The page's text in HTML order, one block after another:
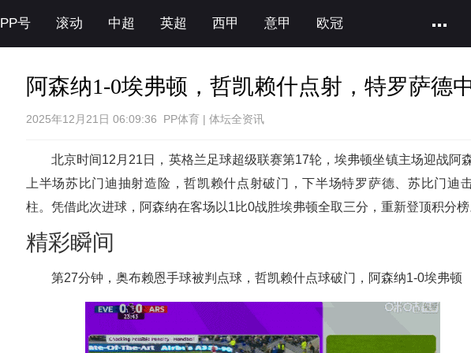
PP号 滚动 中超 英超 西甲 意甲 欧冠
阿森纳1-0埃弗顿，哲凯赖什点射，特罗萨德
2025年12月21日 06:09:36 PP体育 | 体坛全资讯
北京时间12月21日，英格兰足球超级联赛第17轮，埃弗顿坐镇主场迎战阿
上半场苏比门迪抽射造险，哲凯赖什点射破门，下半场特罗萨德、苏比门迪
柱。凭借此次进球，阿森纳在客场以1比0战胜埃弗顿全取三分，重新登顶积分
精彩瞬间
第27分钟，奥布赖恩手球被判点球，哲凯赖什点球破门，阿森纳1-0埃弗顿